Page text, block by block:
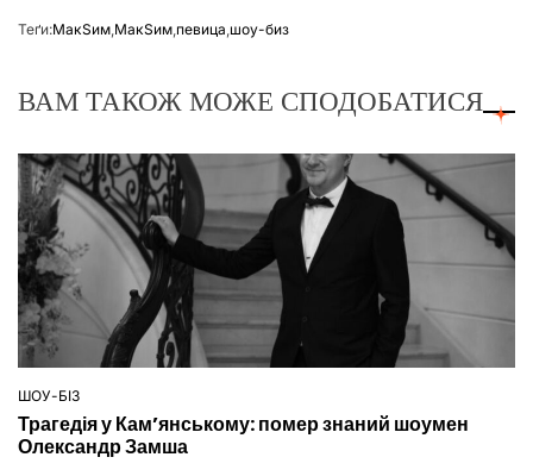
Теґи:МакSим,МакSим,певица,шоу-биз
ВАМ ТАКОЖ МОЖЕ СПОДОБАТИСЯ
ОПУБЛІКУВАТИ
ШОУ-БІЗ
Трагедія у Кам’янському: помер знаний шоумен
Олександр Замша